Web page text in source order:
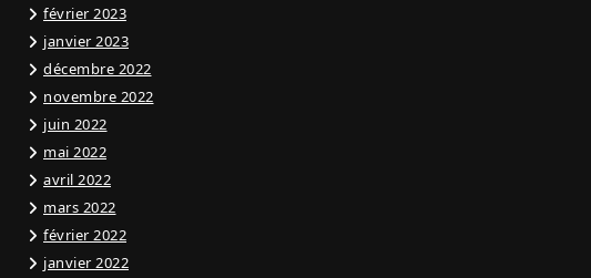
février 2023
janvier 2023
décembre 2022
novembre 2022
juin 2022
mai 2022
avril 2022
mars 2022
février 2022
janvier 2022